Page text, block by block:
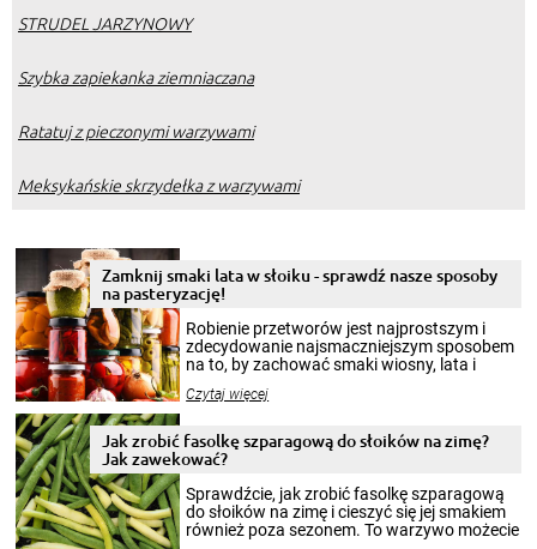
STRUDEL JARZYNOWY
Szybka zapiekanka ziemniaczana
Ratatuj z pieczonymi warzywami
Meksykańskie skrzydełka z warzywami
Zamknij smaki lata w słoiku - sprawdź nasze sposoby
na pasteryzację!
Robienie przetworów jest najprostszym i
zdecydowanie najsmaczniejszym sposobem
na to, by zachować smaki wiosny, lata i
krajobrazów, by cieszyć nimi oko w sezonie
pełni poczuć atmosferę cieplejszych
miesięcy. Przygotowanie słoików ze
patenty, które pozwolą zachować świeżość
przetworów.
Czytaj więcej
Jak zrobić fasolkę szparagową do słoików na zimę?
Jak zawekować?
Sprawdźcie, jak zrobić fasolkę szparagową
do słoików na zimę i cieszyć się jej smakiem
również poza sezonem. To warzywo możecie